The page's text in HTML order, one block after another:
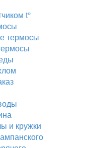
t°
термосы
и кружки